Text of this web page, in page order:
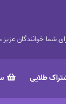
شما خوانندگان عزیز
طلایی